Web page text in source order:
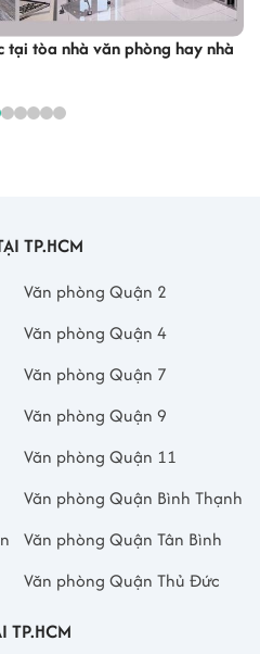
tại tòa nhà văn phòng hay nhà
TP.HCM
Văn phòng Quận 2
Văn phòng Quận 4
Văn phòng Quận 7
Văn phòng Quận 9
Văn phòng Quận 11
Văn phòng Quận Bình Thạnh
Văn phòng Quận Tân Bình
Văn phòng Quận Thủ Đức
TP.HCM